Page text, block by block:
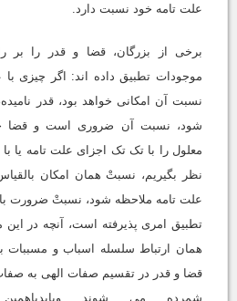
علت تامه خود نسبت دارد.
برخى از بزرگان، قضا و قدر را بر
موجودات تطبیق داده اند: اگر چیزى
نسبت آن امکانى خواهد بود، قدر
شود، نسبت آن ضرورى است و قضا
معلول را با تک تک اجزاى علت تامه یا با
نظر بگیریم، نسبتْ همان امکان
علت تامه ملاحظه شود، نسبتْ ضرورت
تطبیق امرى پذیرفته است، آنچه در این
همان ارتباط سلسله اسباب و مسببات
قضا و قدر در تقسیم صفات الهى به
شمرده مى شوند